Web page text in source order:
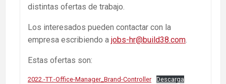
distintas ofertas de trabajo.
Los interesados pueden contactar con la
empresa escribiendo a jobs-hr@build38.com.
Estas ofertas son:
2022.-TT.-Office-Manager_Brand-Controller
Descarga